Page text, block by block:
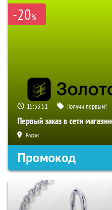
-20%
15:53:50 Получи первым!
Первый заказ в сети
Россия
Промокод